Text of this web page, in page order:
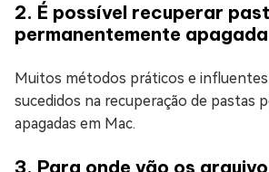
2. É possível recuperar
permanentemente
Muitos métodos práticos e influentes
sucedidos na recuperação de pastas
apagadas em Mac.
3. Para onde vão os